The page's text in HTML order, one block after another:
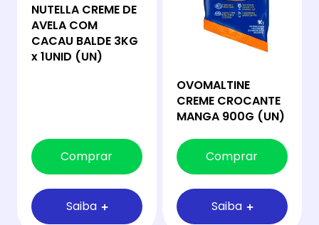
NUTELLA CREME DE
AVELA COM
CACAU BALDE 3KG
x 1UNID (UN)
Comprar
Saiba
OVOMALTINE
CREME CROCANTE
MANGA 900G (UN)
Comprar
Saiba